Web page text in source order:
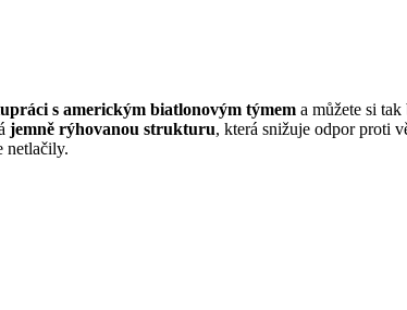
s americkým biatlonovým týmem a můžete si
jemně rýhovanou strukturu, která snižuje odpor proti
netlačily.